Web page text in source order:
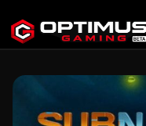
au
contenu